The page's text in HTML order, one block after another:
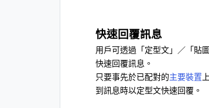
快速回覆訊息
用戶可透過「定型文」／「貼
快速回覆訊息。
只要事先於已配對的主要裝置
到訊息時以定型文快速回覆。